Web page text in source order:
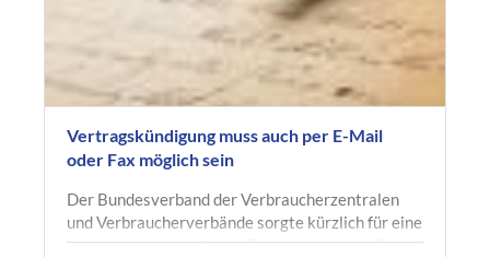
Vertragskündigung muss auch per E-Mail
oder Fax möglich sein
Der Bundesverband der Verbraucherzentralen
und Verbraucherverbände sorgte kürzlich für eine
weitere obergerichtliche Entscheidung zur Frage